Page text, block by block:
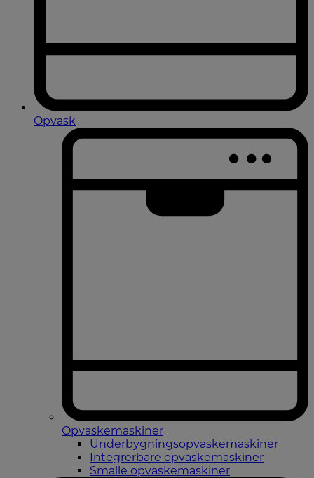
Opvask
Opvaskemaskiner
Underbygningsopvaskemaskiner
Integrerbare opvaskemaskiner
Smalle opvaskemaskiner